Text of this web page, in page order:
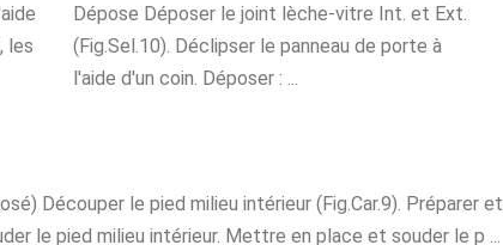
les
Dépose Déposer le joint lèche-vitre Int. et Ext.
(Fig.Sel.10). Déclipser le panneau de porte à
l'aide d'un coin. Déposer : ...
Découper le pied milieu intérieur (Fig.Car.9). Préparer et
le pied milieu intérieur. Mettre en place et souder le p ...